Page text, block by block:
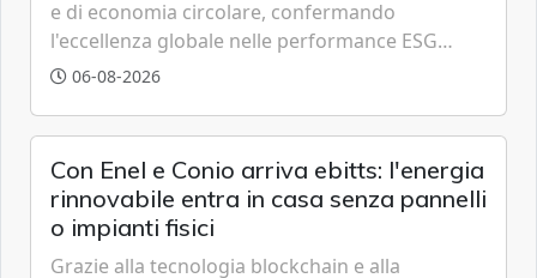
e di economia circolare, confermando
l'eccellenza globale nelle performance ESG
grazie a innovazione, accessibilità e governance
06-08-2026
Con Enel e Conio arriva ebitts: l'energia
rinnovabile entra in casa senza pannelli
o impianti fisici
Grazie alla tecnologia blockchain e alla